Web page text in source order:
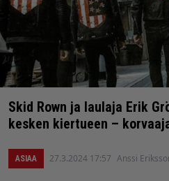
Skid Rown ja laulaja Erik
kesken kiertueen –
ASIAA 27.3.2024 17:57 Anssi